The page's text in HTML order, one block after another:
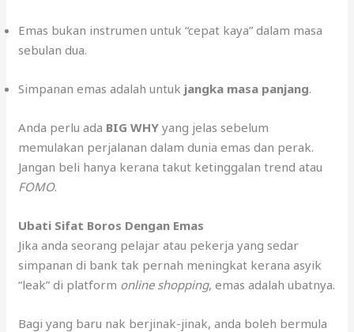
Emas bukan instrumen untuk “cepat kaya” dalam masa
sebulan dua.
Simpanan emas adalah untuk jangka masa panjang.
Anda perlu ada BIG WHY yang jelas sebelum
memulakan perjalanan dalam dunia emas dan perak.
Jangan beli hanya kerana takut ketinggalan trend atau
FOMO.
Ubati Sifat Boros Dengan Emas
Jika anda seorang pelajar atau pekerja yang sedar
simpanan di bank tak pernah meningkat kerana asyik
“leak” di platform online shopping, emas adalah ubatnya.
Bagi yang baru nak berjinak-jinak, anda boleh bermula